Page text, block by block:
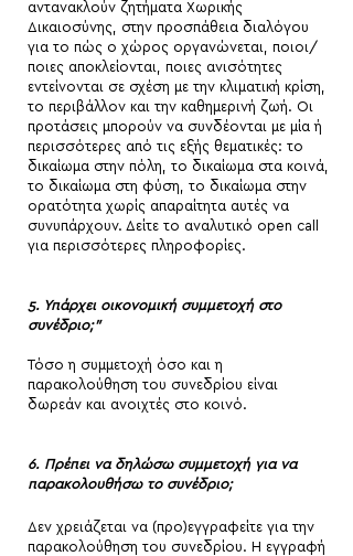
αντανακλούν ζητήματα Χωρικής
Δικαιοσύνης, στην προσπάθεια διαλόγου
για το πώς ο χώρος οργανώνεται, ποιοι/
ποιες αποκλείονται, ποιες ανισότητες
εντείνονται σε σχέση με την κλιματική κρίση,
το περιβάλλον και την καθημερινή ζωή. Οι
προτάσεις μπορούν να συνδέονται με μία ή
περισσότερες από τις εξής θεματικές: το
δικαίωμα στην πόλη, το δικαίωμα στα κοινά,
το δικαίωμα στη φύση, το δικαίωμα στην
ορατότητα χωρίς απαραίτητα αυτές να
συνυπάρχουν. Δείτε το αναλυτικό open call
για περισσότερες πληροφορίες.
5. Υπάρχει οικονομική συμμετοχή στο
συνέδριο;"
Τόσο η συμμετοχή όσο και η
παρακολούθηση του συνεδρίου είναι
δωρεάν και ανοιχτές στο κοινό.
6. Πρέπει να δηλώσω συμμετοχή για να
παρακολουθήσω το συνέδριο;
Δεν χρειάζεται να (προ)εγγραφείτε για την
παρακολούθηση του συνεδρίου. Η εγγραφή